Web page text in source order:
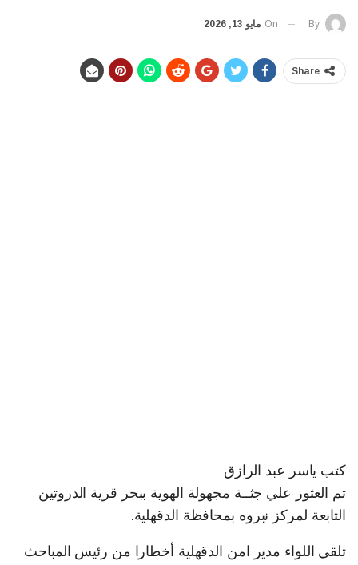
By
On مايو 13, 2026
Share
كتب ياسر عبد الرازق
تم العثور علي جثــة مجهولة الهوية ببحر قرية الدروتين
التابعة لمركز نبروه بمحافظة الدقهلية.
تلقي اللواء مدير امن الدقهلية أخطارا من رئيس المباحث